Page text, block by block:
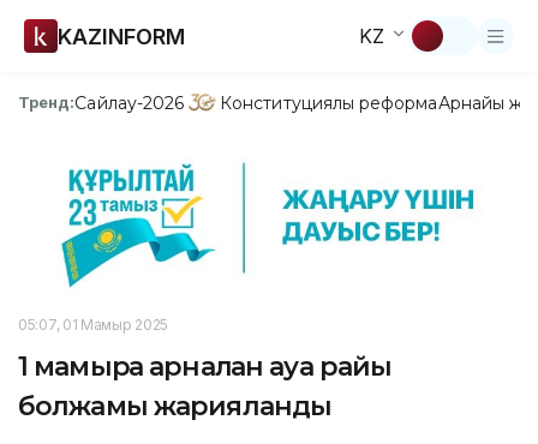
KAZINFORM KZ
Тренд:Сайлау-2026 Конституциялық реформаАрнайы
05:07, 01 Мамыр 2025
1 мамырға арналған ауа райы
болжамы жарияланды